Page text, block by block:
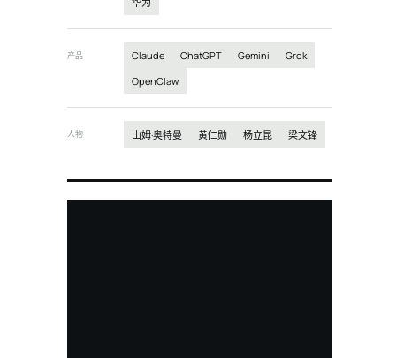
产品 Claude ChatGPT Gemini
Grok
OpenClaw
人物 山姆·奥特曼 黄仁勋 杨立昆 梁文锋